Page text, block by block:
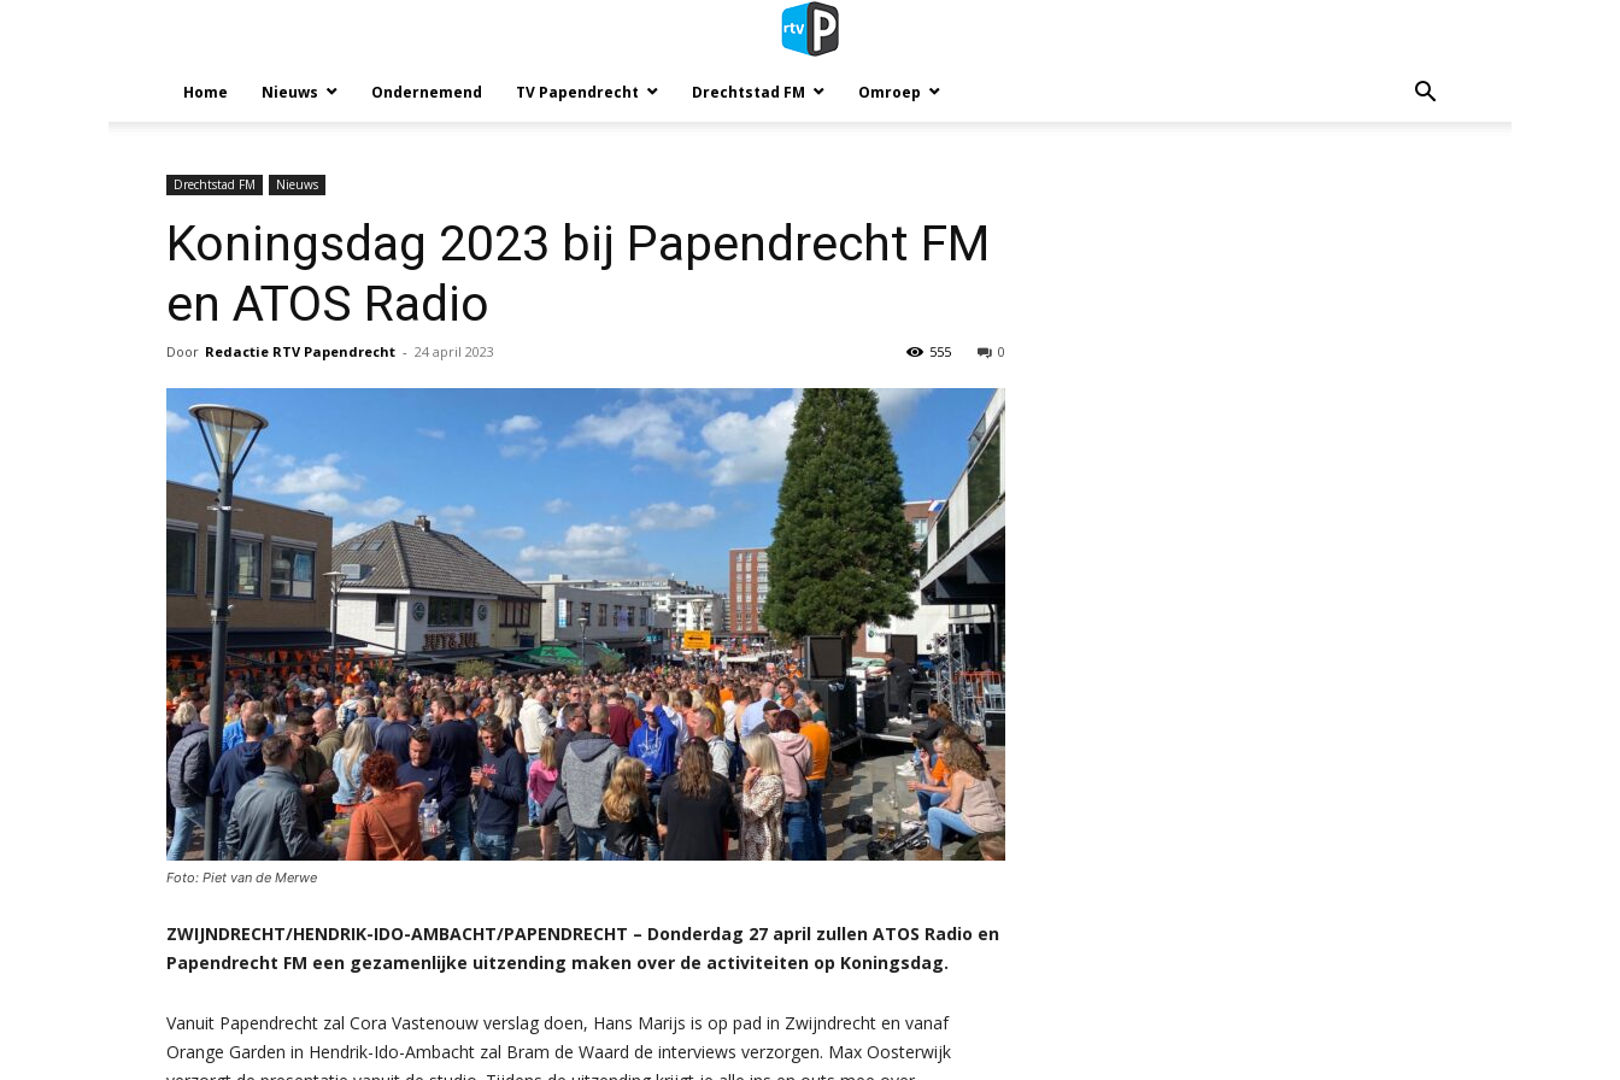
Home Nieuws Ondernemend TV Papendrecht Drechtstad FM Omroep
Drechtstad FM Nieuws
Koningsdag 2023 bij Papendrecht FM
en ATOS Radio
Door Redactie RTV Papendrecht - 24 april 2023 0
555
Foto: Piet van de Merwe
ZWIJNDRECHT/HENDRIK-IDO-AMBACHT/PAPENDRECHT – Donderdag 27 april zullen ATOS Radio en
Papendrecht FM een gezamenlijke uitzending maken over de activiteiten op Koningsdag.
Vanuit Papendrecht zal Cora Vastenouw verslag doen, Hans Marijs is op pad in Zwijndrecht en vanaf
Orange Garden in Hendrik-Ido-Ambacht zal Bram de Waard de interviews verzorgen. Max Oosterwijk